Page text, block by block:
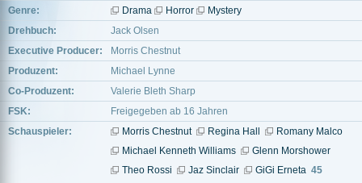
Genre:
Drama Horror
Mystery
Drehbuch:
Jack Olsen
Executive Producer:
Morris Chestnut
Produzent:
Michael Lynne
Co-Produzent:
Valerie Bleth Sharp
FSK:
Freigegeben ab 16 Jahren
Schauspieler:
Morris Chestnut Regina Hall
Romany Malco
Michael Kenneth Williams
Glenn Morshower
Theo Rossi
Jaz Sinclair GiGi Erneta 45